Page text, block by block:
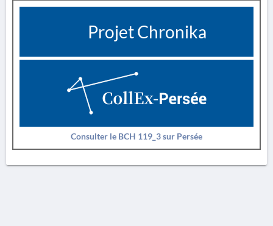
Projet Chronika
Consulter le BCH 119_3 sur Persée